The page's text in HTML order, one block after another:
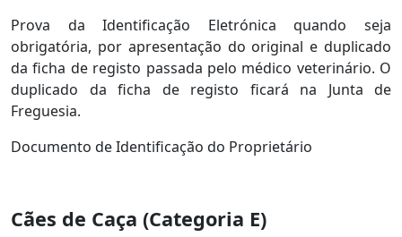
Prova da Identificação Eletrónica quando seja
obrigatória, por apresentação do original e duplicado
da ficha de registo passada pelo médico veterinário. O
duplicado da ficha de registo ficará na Junta de
Freguesia.
Documento de Identificação do Proprietário
Cães de Caça (Categoria E)